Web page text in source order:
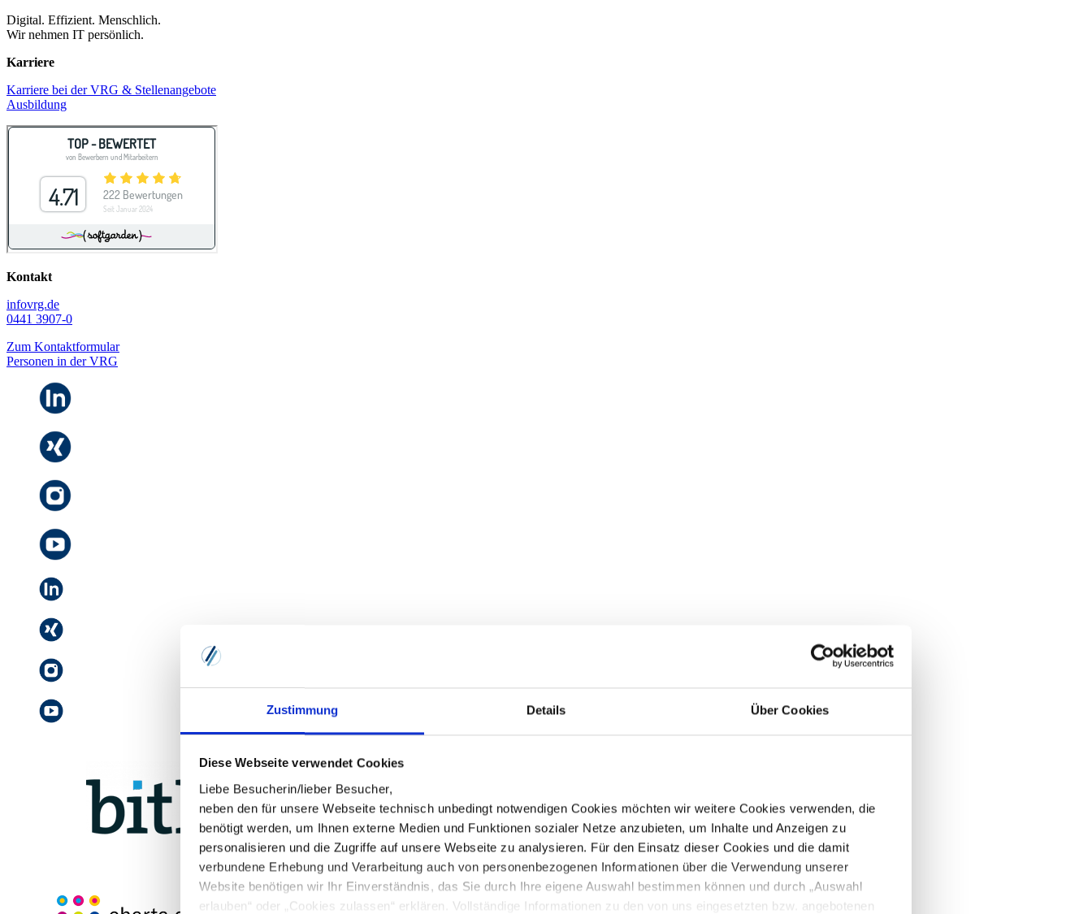
Zustimmung Details Über Cookies
Diese Webseite verwendet Cookies
Liebe Besucherin/lieber Besucher,
neben den für unsere Webseite technisch unbedingt notwendigen Cookies möchten wir weitere Cookies verwenden, die
benötigt werden, um Ihnen externe Medien und Funktionen sozialer Netze anzubieten, um Inhalte und Anzeigen zu
personalisieren und die Zugriffe auf unsere Webseite zu analysieren. Für den Einsatz dieser Cookies und die damit
verbundene Erhebung und Verarbeitung auch von personenbezogenen Informationen über die Verwendung unserer
Website benötigen wir Ihr Einverständnis, das Sie durch Ihre eigene Auswahl bestimmen können und durch „Auswahl
erlauben“ oder „Cookies zulassen“ erklären. Vollständige Informationen zu den von uns eingesetzten bzw. angebotenen
Digital. Effizient. Menschlich.
Wir nehmen IT persönlich.
Karriere
Karriere bei der VRG & Stellenangebote
Ausbildung
Kontakt
infovrg.de
0441 3907-0
Zum Kontaktformular
Personen in der VRG